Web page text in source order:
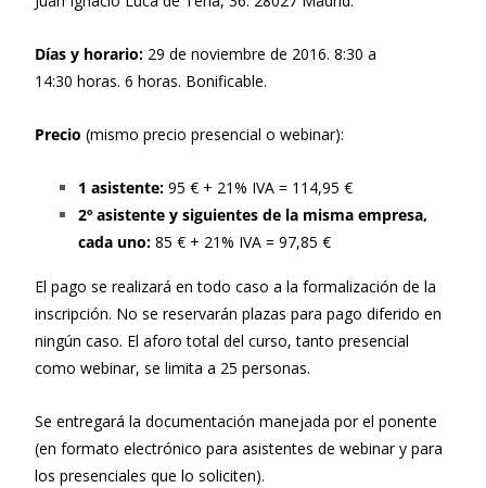
Días y horario: 29 de noviembre de 2016. 8:30 a
14:30 horas. 6 horas. Bonificable.
Precio (mismo precio presencial o webinar):
1 asistente: 95 € + 21% IVA = 114,95 €
2º asistente y siguientes de la misma empresa,
cada uno: 85 € + 21% IVA = 97,85 €
El pago se realizará en todo caso a la formalización de la
inscripción. No se reservarán plazas para pago diferido en
ningún caso. El aforo total del curso, tanto presencial
como webinar, se limita a 25 personas.
Se entregará la documentación manejada por el ponente
(en formato electrónico para asistentes de webinar y para
los presenciales que lo soliciten).